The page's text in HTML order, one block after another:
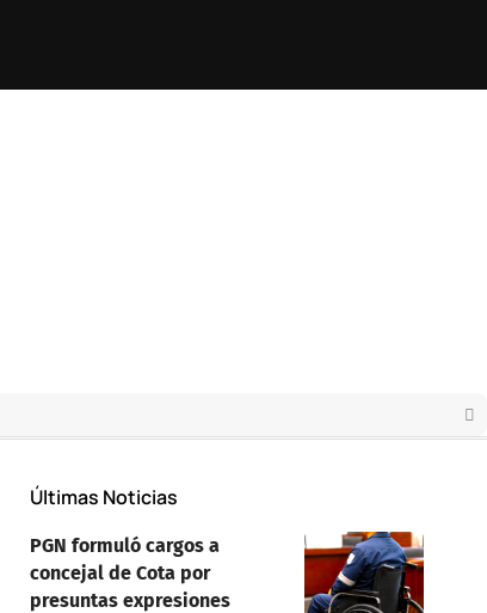
Últimas Noticias
PGN formuló cargos a
concejal de Cota por
presuntas expresiones